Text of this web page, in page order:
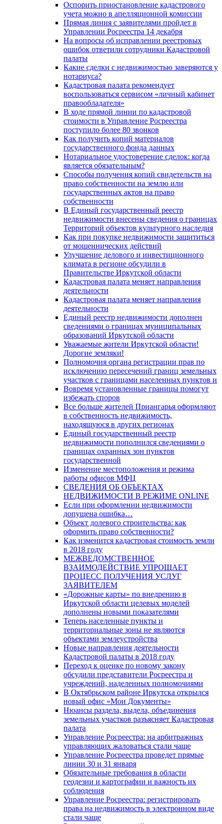
Оспорить приостановление кадастрового
учета можно в апелляционной комиссии
Прямая линия с заявителями пройдет в
Управлении Росреестра 14 декабря
На вопросы об исправлении реестровых
ошибок ответили сотрудники Кадастровой
палаты
Какие сделки с недвижимостью заверяются у
нотариуса?
Кадастровая палата рекомендует
воспользоваться сервисом «личный кабинет
правообладателя»
В ходе прямой линии по кадастровой
стоимости в Управление Росреестра
поступило более 80 звонков
Как получить копий материалов
государственного фонда данных
Нотариальное удостоверение сделок: когда
является обязательным?
Способы получения копий свидетельств на
право собственности на землю или
государственных актов на право
собственности
В Единый государственный реестр
недвижимости внесены сведения о границах
Территорий объектов культурного наследия
Как при покупке недвижимости защититься
от мошеннических действий
Улучшение делового и инвестиционного
климата в регионе обсудили в
Правительстве Иркутской области
Кадастровая палата меняет направления
деятельности
Кадастровая палата меняет направления
деятельности
Единый реестр недвижимости дополнен
сведениями о границах муниципальных
образований Иркутской области
Уважаемые жители Иркутской области!
Дорогие земляки!
Полномочия органа регистрации прав по
исключению пересечений границ земельных
участков с границами населенных пунктов и
Вовремя установленные границы помогут
избежать споров
Все больше жителей Приангарья оформляют
в собственность недвижимость,
находящуюся в других регионах
Единый государственный реестр
недвижимости пополнился сведениями о
границах охранных зон пунктов
государственной
Изменение местоположения и режима
работы офисов МФЦ
СВЕДЕНИЯ ОБ ОБЪЕКТАХ
НЕДВИЖИМОСТИ В РЕЖИМЕ ONLINE
Если при оформлении недвижимости
допущена ошибка…
Объект долевого строительства: как
оформить право собственности?
Как изменится кадастровая стоимость земли
в 2018 году
МЕЖВЕДОМСТВЕННОЕ
ВЗАИМОДЕЙСТВИЕ УПРОЩАЕТ
ПРОЦЕСС ПОЛУЧЕНИЯ УСЛУГ
ЗАЯВИТЕЛЕМ
«Дорожные карты» по внедрению в
Иркутской области целевых моделей
дополнены новыми показателями
Теперь населенные пункты и
территориальные зоны не являются
объектами землеустройства
Новые направления деятельности
Кадастровой палаты в 2018 году
Переход к оценке по новому закону
обсудили представители Росреестра и
учреждений, наделенных полномочиями
В Октябрьском районе Иркутска открылся
новый офис «Мои Документы»
Нюансы раздела, выдела, объединения
земельных участков разъясняет Кадастровая
палата
Управление Росреестра: на арбитражных
управляющих жаловаться стали чаще
Управление Росреестра проведет прямые
линии 30 и 31 января
Обязательные требования в области
геодезии и картографии и важность их
соблюдения
Управление Росреестра: регистрировать
права на недвижимость в электронном виде
стали чаще